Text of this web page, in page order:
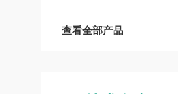
查看全部产品